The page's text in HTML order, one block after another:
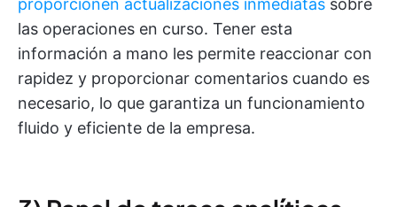
proporcionen actualizaciones inmediatas sobre
las operaciones en curso. Tener esta
información a mano les permite reaccionar con
rapidez y proporcionar comentarios cuando es
necesario, lo que garantiza un funcionamiento
fluido y eficiente de la empresa.